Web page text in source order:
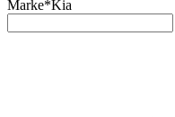
Marke*Kia